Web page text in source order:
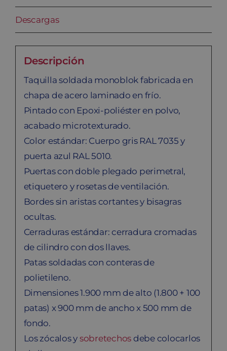
Descargas
Descripción
Taquilla soldada monoblok fabricada en
chapa de acero laminado en frío.
Pintado con Epoxi-poliéster en polvo,
acabado microtexturado.
Color estándar: Cuerpo gris RAL 7035 y
puerta azul RAL 5010.
Puertas con doble plegado perimetral,
etiquetero y rosetas de ventilación.
Bordes sin aristas cortantes y bisagras
ocultas.
Cerraduras estándar: cerradura cromadas
de cilindro con dos llaves.
Patas soldadas con conteras de
polietileno.
Dimensiones 1.900 mm de alto (1.800 + 100
patas) x 900 mm de ancho x 500 mm de
fondo.
Los zócalos y sobretechos debe colocarlos